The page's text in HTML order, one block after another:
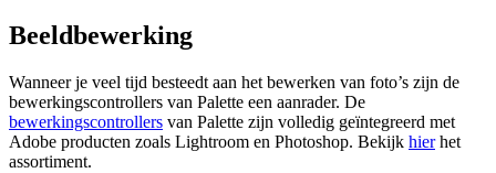
Beeldbewerking
Wanneer je veel tijd besteedt aan het bewerken van foto’s zijn de
bewerkingscontrollers van Palette een aanrader. De
bewerkingscontrollers van Palette zijn volledig geïntegreerd met
Adobe producten zoals Lightroom en Photoshop. Bekijk hierhet
assortiment.